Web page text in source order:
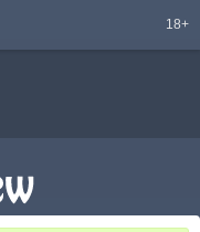
18+